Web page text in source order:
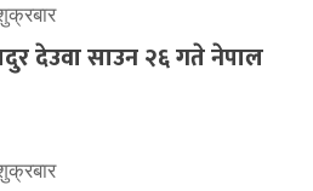
देउवा साउन २६ गते नेपाल